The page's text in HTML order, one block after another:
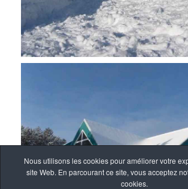
Nous utilisons les cookies pour améliorer votre
site Web. En parcourant ce site, vous acceptez
cookies.